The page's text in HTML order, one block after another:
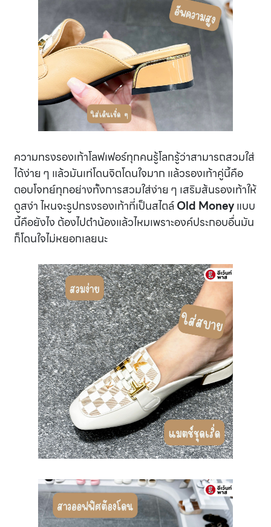
ความทรงรองเท้าโลฟเฟอร์ทุกคนรู้โลกรู้ว่าสามารถสวมใส่
ได้ง่าย ๆ แล้วมันเท่โดนจิตโดนใจมาก แล้วรองเท้าคู่นี้คือ
ตอบโจทย์ทุกอย่างทั้งการสวมใส่ง่าย ๆ เสริมส้นรองเท้าให้
ดูสง่า ไหนจะรูปทรงรองเท้าที่เป็นสไตล์Old Moneyแบบ
นี้คือยังไง ต้องไปตำน้องแล้วไหมเพราะองค์ประกอบอื่นมัน
ก็โดนใจไม่หยอกเลยนะ